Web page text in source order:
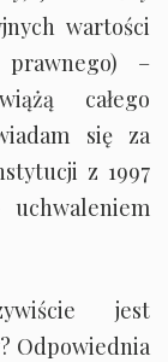
wartości
–
całego
się za
z 1997
jest
Odpowiednia